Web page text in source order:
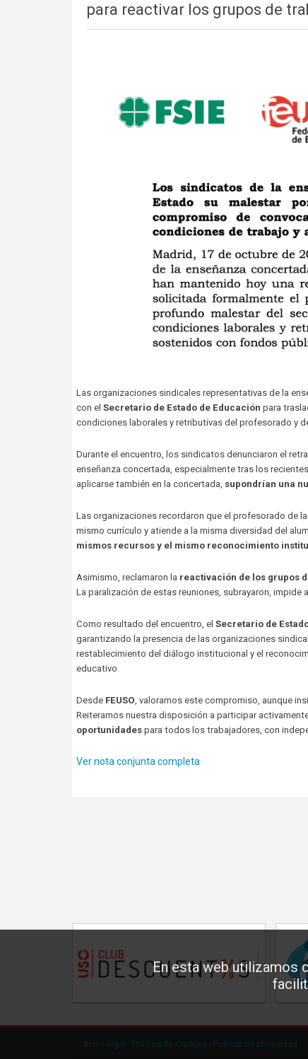
En esta web utilizamos
para reactivar los grupos de
Las organizaciones sindicales representativas de la
con el Secretario de Estado de Educación para
condiciones laborales y retributivas del profesorado y
Durante el encuentro, los sindicatos denunciaron el
enseñanza concertada, especialmente tras los
aplicarse también en la concertada, supondrían una
Las organizaciones recordaron que el profesorado de
mismo currículo y atiende a la misma diversidad del
mismos recursos y el mismo reconocimiento
Asimismo, reclamaron la reactivación de los grupos
La paralización de estas reuniones, subrayaron,
Como resultado del encuentro, el Secretario de
garantizando la presencia de las organizaciones
restablecimiento del diálogo institucional y el
educativo.
Desde FEUSO , valoramos este compromiso, aunque
Reiteramos nuestra disposición a participar
oportunidades para todos los trabajadores, con
Ver nota conjunta completa
Aviso legal Política de Cookies Política de privacidad